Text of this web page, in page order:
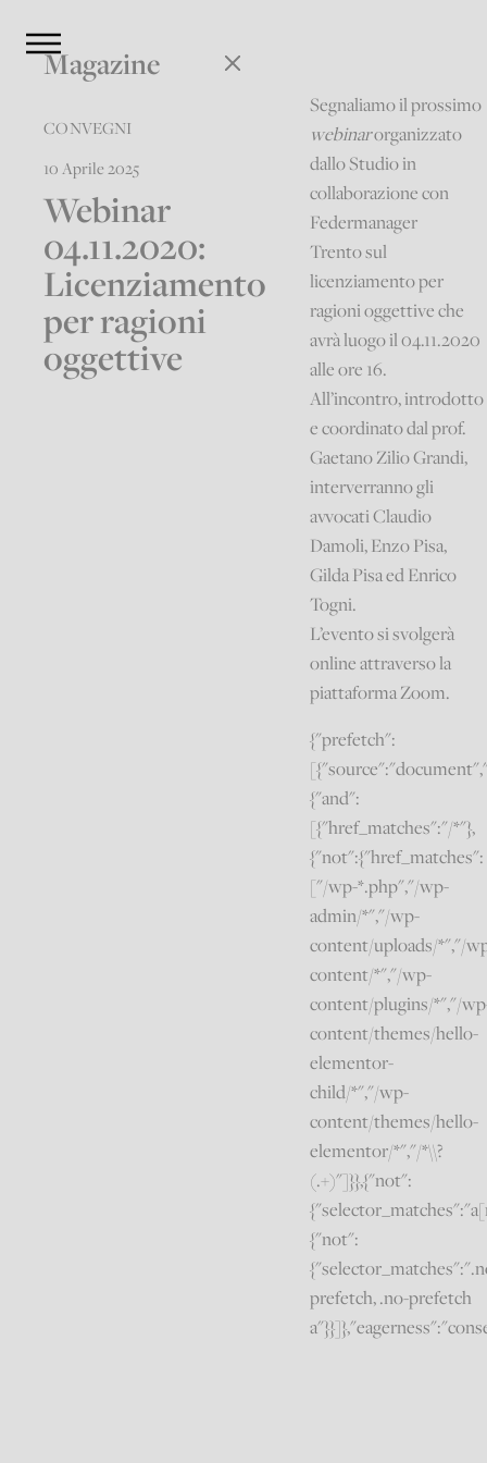
Magazine
CONVEGNI
10 Aprile 2025
Webinar
04.11.2020:
Licenziamento
per ragioni
oggettive
Segnaliamo il prossimo
webinarorganizzato
dallo Studio in
collaborazione con
Federmanager
Trento sul
licenziamento per
ragioni oggettive che
avrà luogo il 04.11.2020
alle ore 16.
All’incontro, introdotto
e coordinato dal prof.
Gaetano Zilio Grandi,
interverranno gli
avvocati Claudio
Damoli, Enzo Pisa,
Gilda Pisa ed Enrico
Togni.
L’evento si svolgerà
online attraverso la
piattaforma Zoom.
{"prefetch":
{"and":
[{"href_matches":"/*"},
{"not":{"href_matches":
["/wp-*.php","/wp-
admin/*","/wp-
content/uploads/*","/
content/*","/wp-
content/plugins/*","/
content/themes/hello-
elementor-
child/*","/wp-
content/themes/hello-
elementor/*","/*\\?
(.+)"]}},{"not":
{"not":
prefetch, .no-prefetch